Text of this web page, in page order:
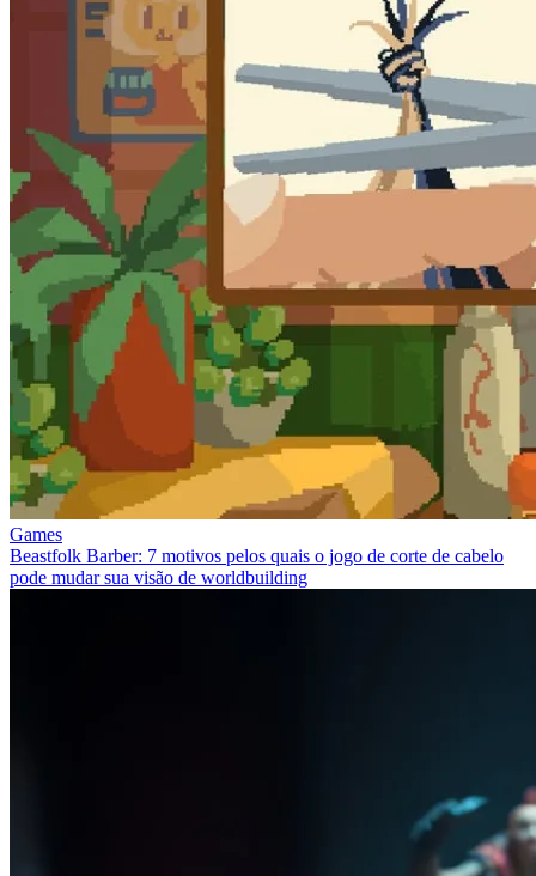
Games
Beastfolk Barber: 7 motivos pelos quais o jogo de corte de cabelo
pode mudar sua visão de worldbuilding